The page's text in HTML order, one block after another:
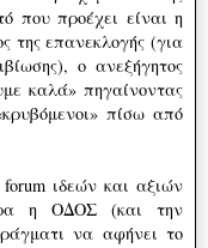
που προέχει είναι η
της επανεκλογής (για
ο ανεξήγητος
καλά» πηγαίνοντας
πίσω από
ιδεών και αξιών
η ΟΔΟΣ (και την
να αφήνει το